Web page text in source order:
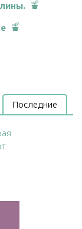
Последние